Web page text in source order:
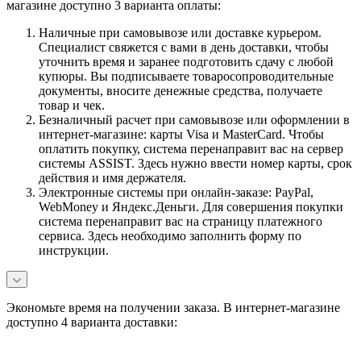
магазине доступно 3 варианта оплаты:
Наличные при самовывозе или доставке курьером.
Специалист свяжется с вами в день доставки, чтобы
уточнить время и заранее подготовить сдачу с любой
купюры. Вы подписываете товаросопроводительные
документы, вносите денежные средства, получаете
товар и чек.
Безналичный расчет при самовывозе или оформлении в
интернет-магазине: карты Visa и MasterCard. Чтобы
оплатить покупку, система перенаправит вас на сервер
системы ASSIST. Здесь нужно ввести номер карты, срок
действия и имя держателя.
Электронные системы при онлайн-заказе: PayPal,
WebMoney и Яндекс.Деньги. Для совершения покупки
система перенаправит вас на страницу платежного
сервиса. Здесь необходимо заполнить форму по
инструкции.
Экономьте время на получении заказа. В интернет-магазине
доступно 4 варианта доставки: